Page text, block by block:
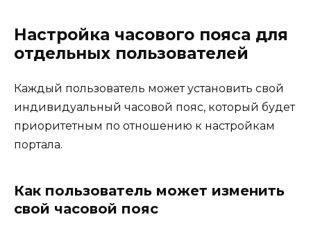
Настройка часового пояса для
отдельных пользователей
Каждый пользователь может установить свой
индивидуальный часовой пояс, который будет
приоритетным по отношению к настройкам
портала.
Как пользователь может изменить
свой часовой пояс